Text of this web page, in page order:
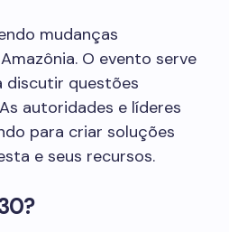
mudanças
O evento serve
discutir questões
autoridades e líderes
para criar soluções
e seus recursos.